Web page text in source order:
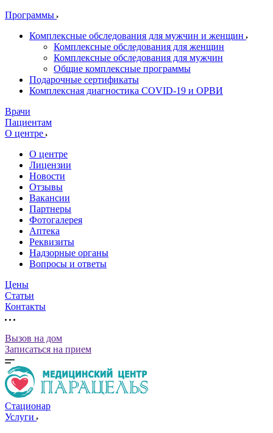
Программы
Комплексные обследования для мужчин и женщин
Комплексные обследования для женщин
Комплексные обследования для мужчин
Общие комплексные программы
Подарочные сертификаты
Комплексная диагностика COVID-19 и ОРВИ
Врачи
Пациентам
О центре
О центре
Лицензии
Новости
Отзывы
Вакансии
Партнеры
Фотогалерея
Аптека
Реквизиты
Надзорные органы
Вопросы и ответы
Цены
Статьи
Контакты
Вызов на дом
Записаться на прием
Стационар
Услуги